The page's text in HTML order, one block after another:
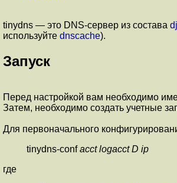
tinydns — это DNS-сервер из состава
используйте dnscache).
Запуск
Перед настройкой вам необходимо
Затем, необходимо создать учетные
Для первоначального
tinydns-confacct logacct D ip
где